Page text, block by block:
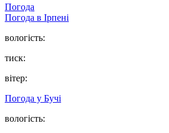
Погода
Погода в Ірпені
вологість:
тиск:
вітер:
Погода у Бучі
вологість: